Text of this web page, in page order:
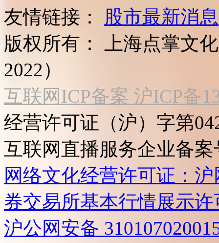
友情链接：
股市最新消息
版权所有：
上海点掌文
2022）
互联网ICP备案 沪ICP备
经营许可证（沪）字第
互联网直播服务企业备案
网络文化经营许可证：
券交易所基本行情展示许
沪公网安备